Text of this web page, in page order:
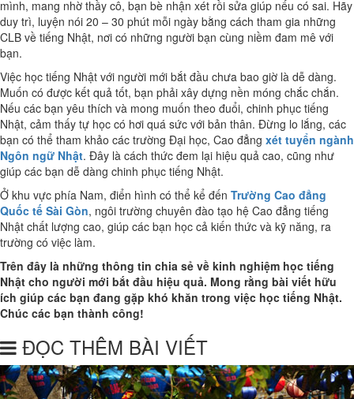
mình, mang nhờ thầy cô, bạn bè nhận xét rồi sửa giúp nếu có sai. Hãy
duy trì, luyện nói 20 – 30 phút mỗi ngày bằng cách tham gia những
CLB về tiếng Nhật, nơi có những người bạn cùng niềm đam mê với
bạn.
Việc học tiếng Nhật với người mới bắt đầu chưa bao giờ là dễ dàng.
Muốn có được kết quả tốt, bạn phải xây dựng nền móng chắc chắn.
Nếu các bạn yêu thích và mong muốn theo đuổi, chinh phục tiếng
Nhật, cảm thấy tự học có hơi quá sức với bản thân. Đừng lo lắng, các
bạn có thể tham khảo các trường Đại học, Cao đẳng xét tuyển ngành
Ngôn ngữ Nhật. Đây là cách thức đem lại hiệu quả cao, cũng như
giúp các bạn dễ dàng chinh phục tiếng Nhật.
Ở khu vực phía Nam, điển hình có thể kể đến Trường Cao đẳng
Quốc tế Sài Gòn, ngôi trường chuyên đào tạo hệ Cao đẳng tiếng
Nhật chất lượng cao, giúp các bạn học cả kiến thức và kỹ năng, ra
trường có việc làm.
Trên đây là những thông tin chia sẻ về kinh nghiệm học tiếng
Nhật cho người mới bắt đầu hiệu quả. Mong rằng bài viết hữu
ích giúp các bạn đang gặp khó khăn trong việc học tiếng Nhật.
Chúc các bạn thành công!
ĐỌC THÊM BÀI VIẾT